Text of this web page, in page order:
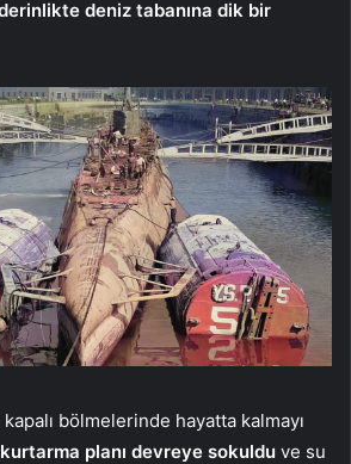
deniz tabanına dik bir
bölmelerinde hayatta kalmayı
kurtarma planı devreye sokuldu ve su